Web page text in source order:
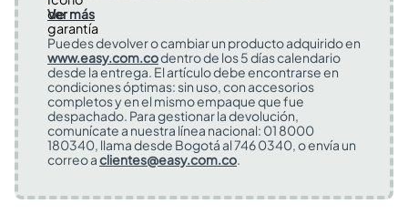
Ver más
Puedes devolver o cambiar un producto adquirido en
www.easy.com.codentro de los 5 días calendario
desde la entrega. El artículo debe encontrarse en
condiciones óptimas: sin uso, con accesorios
completos y en el mismo empaque que fue
despachado. Para gestionar la devolución,
comunícate a nuestra línea nacional: 01 8000
180340, llama desde Bogotá al 746 0340, o envía un
correo aclientes@easy.com.co.